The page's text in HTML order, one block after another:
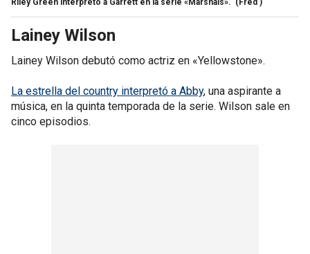
Riley Green interpretó a Garrett en la serie «Marshals». (Fred )
Lainey Wilson
Lainey Wilson debutó como actriz en «Yellowstone».
La estrella del country interpretó a Abby, una aspirante a
música, en la quinta temporada de la serie. Wilson sale en
cinco episodios.